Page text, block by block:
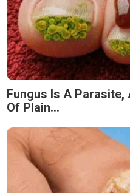
Fungus Is A Parasite,
Of Plain...